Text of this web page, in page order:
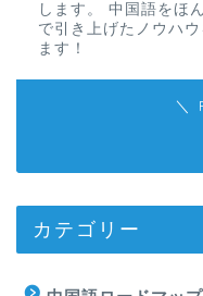
します。 中国語をほ
で引き上げたノウハ
ます！
＼
カテゴリー